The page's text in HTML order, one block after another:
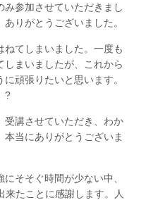
参加させていただきまし
りがとうございました。
てしまいました。一度も
まいましたが、これから
頑張りたいと思います。
?
受講させていただき、わか
本当にありがとうございま
そそぐ時間が少ない中、
来たことに感謝します。人